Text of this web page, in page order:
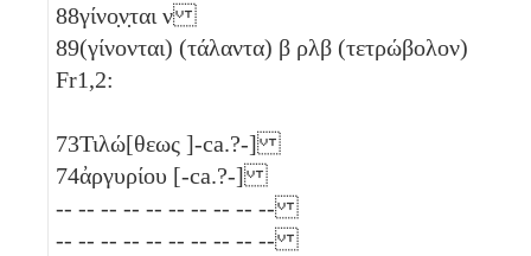
88γίνο̣ν̣ται ν
89(γίνονται) (τάλαντα) β ρλβ (τετρώβολον)
Fr1,2:
73Τιλώ[θεως ]-ca.?-]
74ἀργυρίου [-ca.?-]
-- -- -- -- -- -- -- -- -- --
-- -- -- -- -- -- -- -- -- --